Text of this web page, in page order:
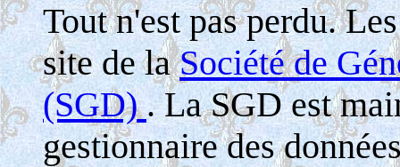
Tout n'est pas perdu.
site de laSociété de
(SGD). La SGD est
gestionnaire des